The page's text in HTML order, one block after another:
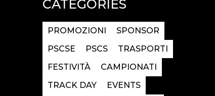
CATEGORIES
PROMOZIONI
SPONSOR
PSCSE
PSCS
TRASPORTI
FESTIVITÀ
CAMPIONATI
TRACK DAY
EVENTS